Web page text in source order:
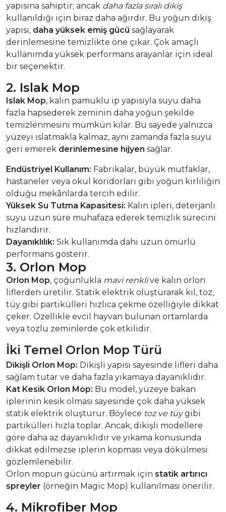
yapısına sahiptir; ancak daha fazla sıralı dikiş
kullanıldığı için biraz daha ağırdır. Bu yoğun dikiş
yapısı, daha yüksek emiş gücü sağlayarak
derinlemesine temizlikte öne çıkar. Çok amaçlı
kullanımda yüksek performans arayanlar için ideal
bir seçenektir.
2. Islak Mop
Islak Mop, kalın pamuklu ip yapısıyla suyu daha
fazla hapsederek zeminin daha yoğun şekilde
temizlenmesini mümkün kılar. Bu sayede yalnızca
yüzeyi ıslatmakla kalmaz, aynı zamanda fazla suyu
geri emerek derinlemesine hijyen sağlar.
Endüstriyel Kullanım: Fabrikalar, büyük mutfaklar,
hastaneler veya okul koridorları gibi yoğun kirliliğin
olduğu mekânlarda tercih edilir.
Yüksek Su Tutma Kapasitesi: Kalın ipleri, deterjanlı
suyu uzun süre muhafaza ederek temizlik sürecini
hızlandırır.
Dayanıklılık: Sık kullanımda dahi uzun ömürlü
performans gösterir.
3. Orlon Mop
Orlon Mop, çoğunlukla mavi renklive kalın orlon
liflerden üretilir. Statik elektrik oluşturarak kıl, toz,
tüy gibi partikülleri hızlıca çekme özelliğiyle dikkat
çeker. Özellikle evcil hayvan bulunan ortamlarda
veya tozlu zeminlerde çok etkilidir.
İki Temel Orlon Mop Türü
Dikişli Orlon Mop: Dikişli yapısı sayesinde lifleri daha
sağlam tutar ve daha fazla yıkamaya dayanıklıdır.
Kat Kesik Orlon Mop: Bu model, yüzeye bakan
iplerinin kesik olması sayesinde çok daha yüksek
statik elektrik oluşturur. Böylece toz ve tüygibi
partikülleri hızla toplar. Ancak, dikişli modellere
göre daha az dayanıklıdır ve yıkama konusunda
dikkat edilmezse iplerin kopması veya dökülmesi
gözlemlenebilir.
Orlon mopun gücünü artırmak için statik artırıcı
spreyler (örneğin Magic Mop) kullanılması önerilir.
4. Mikrofiber Mop